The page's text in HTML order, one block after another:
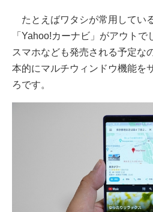
たとえばワタシが常用してい
「Yahoo!カーナビ」がアウト
スマホなども発売される予定な
本的にマルチウィンドウ機能を
ろです。